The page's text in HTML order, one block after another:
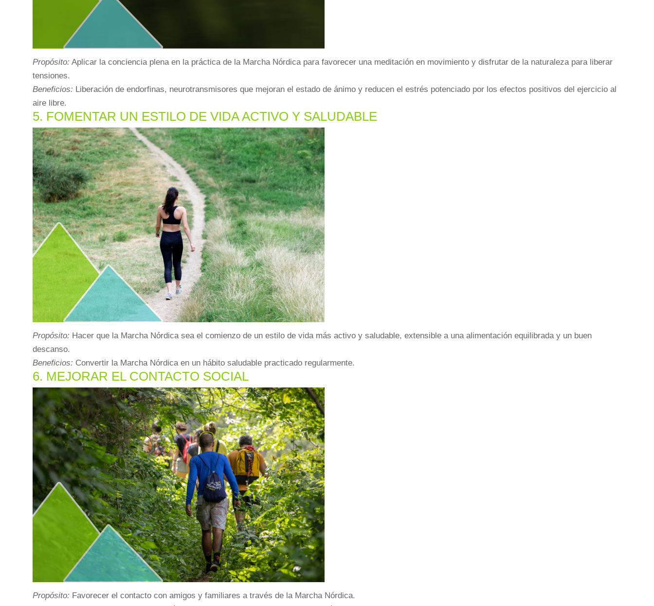
Propósito: Aplicar la conciencia plena en la práctica de la Marcha Nórdica para favorecer una meditación en movimiento y disfrutar de la naturaleza para liberar
tensiones.
Beneficios: Liberación de endorfinas, neurotransmisores que mejoran el estado de ánimo y reducen el estrés potenciado por los efectos positivos del ejercicio al
aire libre.
5. FOMENTAR UN ESTILO DE VIDA ACTIVO Y SALUDABLE
Propósito: Hacer que la Marcha Nórdica sea el comienzo de un estilo de vida más activo y saludable, extensible a una alimentación equilibrada y un buen
descanso.
Beneficios: Convertir la Marcha Nórdica en un hábito saludable practicado regularmente.
6. MEJORAR EL CONTACTO SOCIAL
Propósito: Favorecer el contacto con amigos y familiares a través de la Marcha Nórdica.